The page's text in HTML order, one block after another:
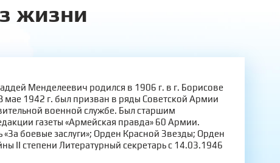
жизни
Менделеевич родился в 1906 г. в г. Борисове
мае 1942 г. был призван в ряды Советской Армии
военной службе. Был старшим
газеты «Армейская правда» 60 Армии.
боевые заслуги»; Орден Красной Звезды; Орден
II степени Литературный секретарь с 14.03.1946